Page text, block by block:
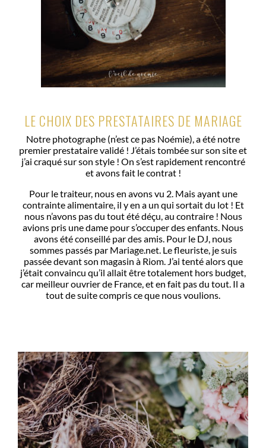
LE CHOIX DES PRESTATAIRES DE MARIAGE
Notre photographe (n’est ce pas Noémie), a été notre
premier prestataire validé ! J’étais tombée sur son site et
j’ai craqué sur son style ! On s’est rapidement rencontré
et avons fait le contrat !
Pour le traiteur, nous en avons vu 2. Mais ayant une
contrainte alimentaire, il y en a un qui sortait du lot ! Et
nous n’avons pas du tout été déçu, au contraire ! Nous
avions pris une dame pour s’occuper des enfants. Nous
avons été conseillé par des amis. Pour le DJ, nous
sommes passés par Mariage.net. Le fleuriste, je suis
passée devant son magasin à Riom. J’ai tenté alors que
j’était convaincu qu’il allait être totalement hors budget,
car meilleur ouvrier de France, et en fait pas du tout. Il a
tout de suite compris ce que nous voulions.